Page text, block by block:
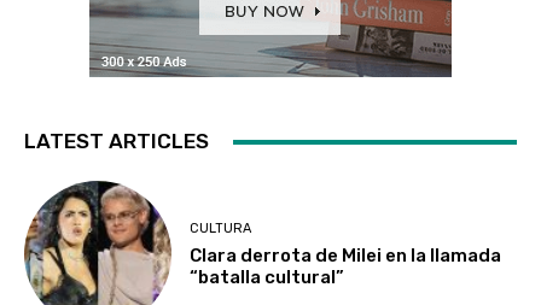
LATEST ARTICLES
CULTURA
Clara derrota de Milei en la llamada
“batalla cultural”